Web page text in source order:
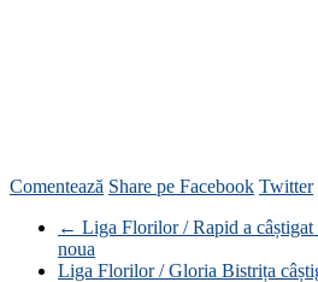
Comentează Share pe Facebook Twitter
← Liga Florilor / Rapid a câștigat
noua
Liga Florilor / Gloria Bistrița